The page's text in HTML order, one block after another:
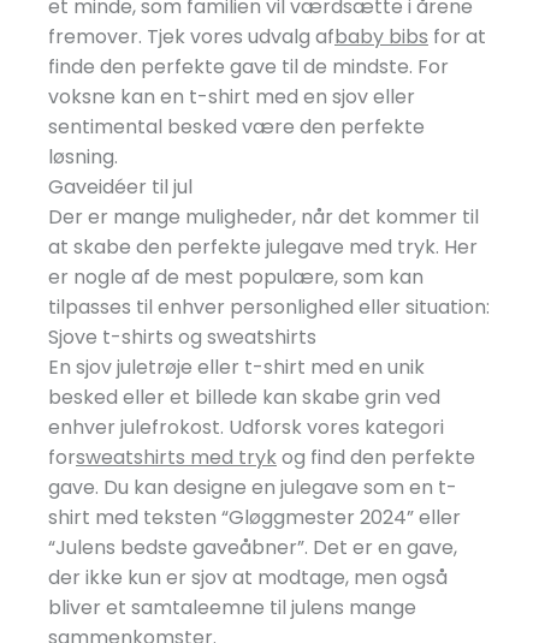
et minde, som familien vil værdsætte i årene
fremover. Tjek vores udvalg afbaby bibs for at
finde den perfekte gave til de mindste. For
voksne kan en t-shirt med en sjov eller
sentimental besked være den perfekte
løsning.
Gaveidéer til jul
Der er mange muligheder, når det kommer til
at skabe den perfekte julegave med tryk. Her
er nogle af de mest populære, som kan
tilpasses til enhver personlighed eller situation:
Sjove t-shirts og sweatshirts
En sjov juletrøje eller t-shirt med en unik
besked eller et billede kan skabe grin ved
enhver julefrokost. Udforsk vores kategori
forsweatshirts med trykog find den perfekte
gave. Du kan designe en julegave som en t-
shirt med teksten “Gløggmester 2024” eller
“Julens bedste gaveåbner”. Det er en gave,
der ikke kun er sjov at modtage, men også
bliver et samtaleemne til julens mange